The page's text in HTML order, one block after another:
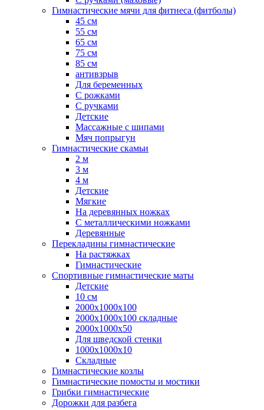
Гимнастические мячи для фитнеса (фитболы)
45 см
55 см
65 см
75 см
85 см
антивзрыв
Для беременных
С рожками
С ручками
Детские
Массажные с шипами
Мяч попрыгун
Гимнастические скамьи
2 м
3 м
4 м
Детские
Мягкие
На деревянных ножках
С металлическими ножками
Деревянные
Перекладины гимнастические
На растяжках
Гимнастические
Спортивные гимнастические маты
Детские
10 см
2000х1000х100
2000х1000х100 складные
2000х1000х50
Для шведской стенки
1000х1000х10
Складные
Гимнастические козлы
Гимнастические помосты и мостики
Грибки гимнастические
Дорожки для разбега